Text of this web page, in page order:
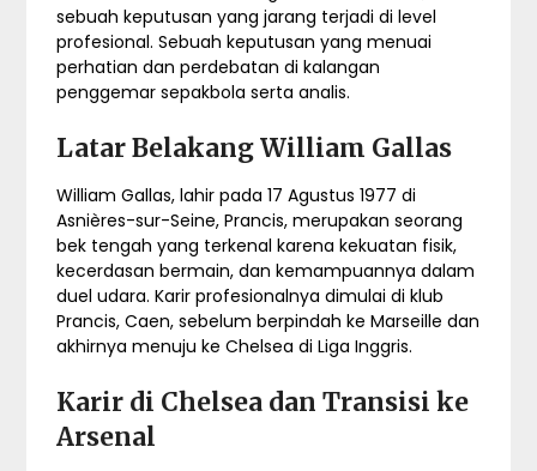
sebuah keputusan yang jarang terjadi di level
profesional. Sebuah keputusan yang menuai
perhatian dan perdebatan di kalangan
penggemar sepakbola serta analis.
Latar Belakang William Gallas
William Gallas, lahir pada 17 Agustus 1977 di
Asnières-sur-Seine, Prancis, merupakan seorang
bek tengah yang terkenal karena kekuatan fisik,
kecerdasan bermain, dan kemampuannya dalam
duel udara. Karir profesionalnya dimulai di klub
Prancis, Caen, sebelum berpindah ke Marseille dan
akhirnya menuju ke Chelsea di Liga Inggris.
Karir di Chelsea dan Transisi ke
Arsenal